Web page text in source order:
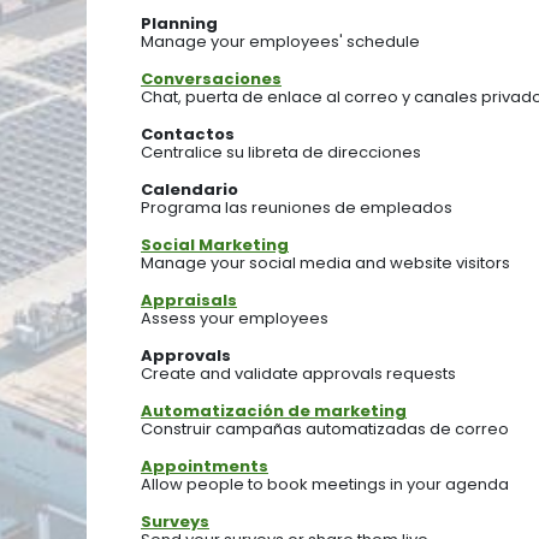
Planning
Manage your employees' schedule
Conversaciones
Chat, puerta de enlace al correo y canales
Contactos
Centralice su libreta de direcciones
Calendario
Programa las reuniones de empleados
Social Marketing
Manage your social media and website visitors
Appraisals
Assess your employees
Approvals
Create and validate approvals requests
Automatización de marketing
Construir campañas automatizadas de correo
Appointments
Allow people to book meetings in your agenda
Surveys